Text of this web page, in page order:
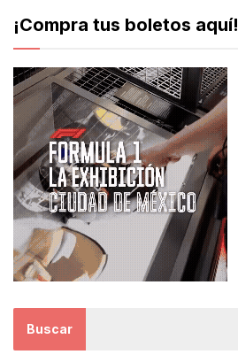
¡Compra tus boletos aquí!
Buscar